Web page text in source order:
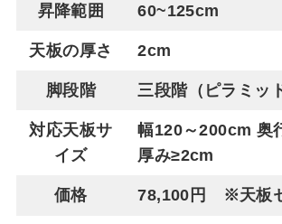
昇降範囲 60~125cm
天板の厚さ 2cm
脚段階 三段階（ピラミッ
対応天板サ
イズ
幅120～200cm 奥
厚み≥2cm
価格 78,100円 ※天板